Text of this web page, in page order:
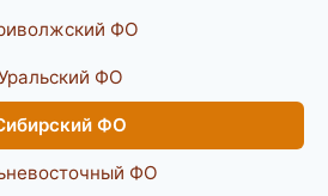
ФО
ФО
ФО
ФО